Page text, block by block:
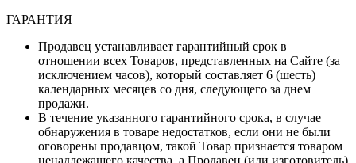
ГАРАНТИЯ
Продавец устанавливает гарантийный срок в
отношении всех Товаров, представленных на Сайте (за
исключением часов), который составляет 6 (шесть)
календарных месяцев со дня, следующего за днем
продажи.
В течение указанного гарантийного срока, в случае
обнаружения в товаре недостатков, если они не были
оговорены продавцом, такой Товар признается товаром
ненадлежащего качества, а Продавец (или изготовитель)